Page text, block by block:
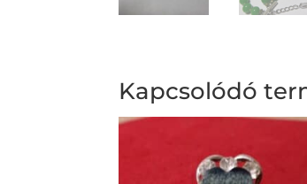
Kapcsolódó